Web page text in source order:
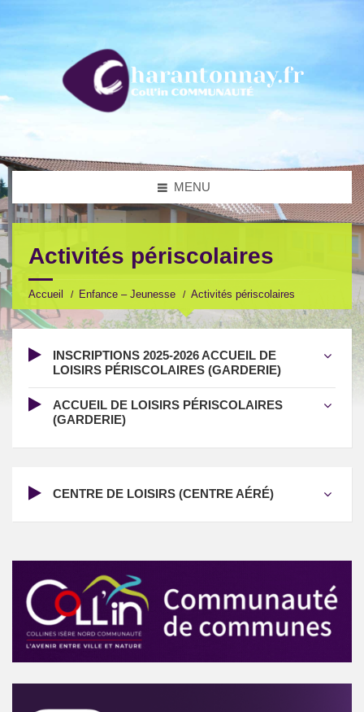
MENU
Activités périscolaires
Accueil Enfance – Jeunesse Activités périscolaires
INSCRIPTIONS 2025-2026 ACCUEIL DE
LOISIRS PÉRISCOLAIRES (GARDERIE)
ACCUEIL DE LOISIRS PÉRISCOLAIRES
(GARDERIE)
CENTRE DE LOISIRS (CENTRE AÉRÉ)